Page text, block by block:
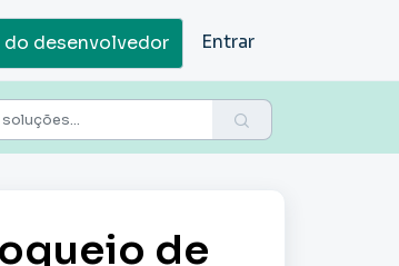
do desenvolvedor Entrar
de